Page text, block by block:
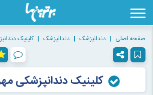
صفحه اصلی دندانپزشک دندانپزشک کلینیک
کلینیک دندانپزشکی